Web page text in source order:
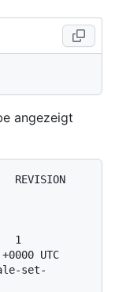
angezeigt
1
UTC
set-